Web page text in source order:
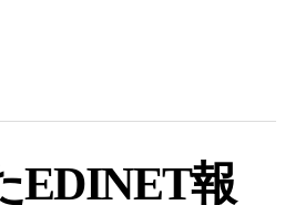
EDINET報